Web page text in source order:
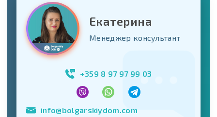
Екатерина
Менеджер консультант
+359 8 97 97 99 03
info@bolgarskiydom.com